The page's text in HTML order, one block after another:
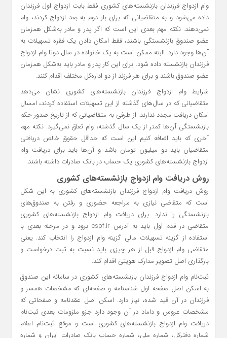
وام ازدواج فرزندان بازنشسته‌های کشوری فقط بابت ازدواج اول فرزندان
داده می‌شود و به متقاضیانی که برای بار دوم به بعد ازدواج کردند، وام
نمی‌دهند. نکته مهم بعدی این است که اگر پدر و مادر به‌شکل همزمان
عضو صندوق بازنشستگی باشند، فقط امکان دادن یک فقره تسهیلات به
آن‌ها وجود دارد. البته ممکن است به یک خانواده در سال دوتا وام ازدواج
فرزندان بازنشسته داده شود. برای این کار پدر و مادر باید به‌شکل همزمان
عضو صندوق باشند و برای هر فرزند از دو اداره‌کل مختلف اقدام کنند.
شرایط وام ازدواج فرزندان بازنشسته‌های کشوری نشان می‌دهد
متقاضیانی که در سال‌های گذشته از این تسهیلات استفاده کردند، امسال
امکان دریافت مجدد ندارند. از طرفی به متقاضیانی که از تاریخ صدور حکم
بازنشستگی آن‌ها کمتر از یک سال گذشته، وام تعلق نمی‌گیرد. نکته مهم
آخری که باید اضافه کنیم این است که حداقل حقوق خالص دریافتی
متقاضیان باید دو میلیون تومان باشد و آن‌ها باید برای دریافت وام
ازدواج بازنشسته‌های کشوری یک حساب در بانک صادرات داشته باشند.
روش دریافت وام ازدواج بازنشسته‌های کشوری
روش دریافت وام ازدواج فرزندان بازنشسته‌های کشوری به این شکل
است که متقاضی نیازی به مراجعه حضوری و رفتن به صندوق‌های
بازنشستگی را ندارد. برای دریافت وام ازدواج بازنشسته‌های کشوری
متقاضی در قدم اول باید به آدرس cspf.ir برود و در مرحله بعدی با
استفاده از گزینه تسهیلات مالی گزینه وام ازدواج را انتخاب کند. یعنی
متقاضی وام ازدواج قبل از هر چیزی باید نسبت به ثبت درخواست و
بارگذاری اصل تصویر مدارک هویتی اقدام کند.
ثبت‌نام وام ازدواج فرزندان بازنشسته‌های کشوری در سامانه این صندوق
به اسکن اصل صفحه اول شناسنامه و صفحه‌ای که مشخصات همسر و
فرزندان در آن قید شده، نیاز دارد. اسکن اصل عقدنامه و صفحاتی که
مشخصات عروس و داماد در آن وجود دارد جزو ملزومات بعدی ثبت‌نام
دریافت وام ازدواج بازنشسته‌های کشوری است و موقع ثبت‌نام اعلام
شماره دفترکل، شماره ملی، شماره حساب بانک صادرات ایران و شماره